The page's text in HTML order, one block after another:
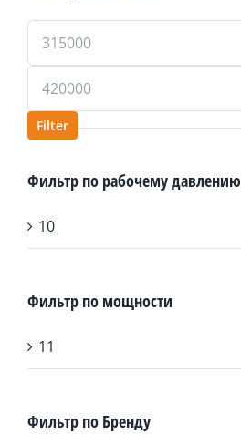
Filter
Фильтр по рабочему давлению
10
Фильтр по мощности
11
Фильтр по Бренду